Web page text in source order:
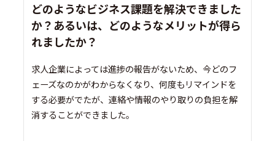
どのようなビジネス課題を解決できました
か？あるいは、どのようなメリットが得ら
れましたか？
求人企業によっては進捗の報告がないため、今どのフ
ェーズなのかがわからなくなり、何度もリマインドを
する必要がでたが、連絡や情報のやり取りの負担を解
消することができました。